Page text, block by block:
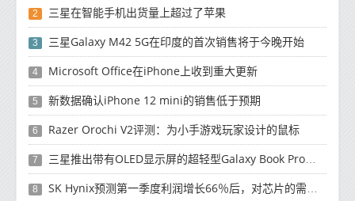
2 三星在智能手机出货量上超过了苹果
3 三星Galaxy M42 5G在印度的首次销售将于今晚开始
4 Microsoft Office在iPhone上收到重大更新
5 新数据确认iPhone 12 mini的销售低于预期
6 Razer Orochi V2评测：为小手游戏玩家设计的鼠标
7 三星推出带有OLED显示屏的超轻型Galaxy Book Pro和Galaxy Book Pro 360笔记本电脑
8 SK Hynix预测第一季度利润增长66％后，对芯片的需求将增强